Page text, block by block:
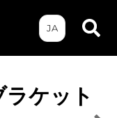
JA
ケット